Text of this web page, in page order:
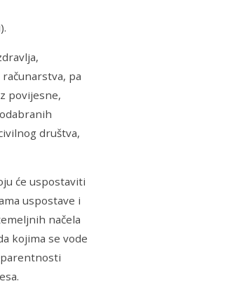
pa
povijesne,
društva,
će uspostaviti
uspostave i
načela
kojima se vode